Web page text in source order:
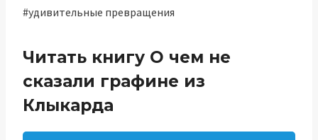
#удивительные превращения
Читать книгу О чем не
сказали графине из
Клыкарда